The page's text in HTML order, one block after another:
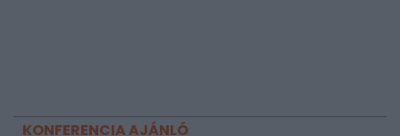
KONFERENCIA AJÁNLÓ